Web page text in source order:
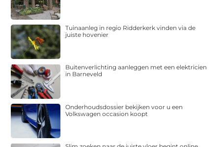
Tuinaanleg in regio Ridderkerk vinden via de
juiste hovenier
Buitenverlichting aanleggen met een elektricien
in Barneveld
Onderhoudsdossier bekijken voor u een
Volkswagen occasion koopt